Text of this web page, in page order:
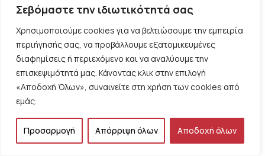
Σεβόμαστε την ιδιωτικότητά σας
Χρησιμοποιούμε cookies για να βελτιώσουμε την εμπειρία
περιήγησής σας, να προβάλλουμε εξατομικευμένες
διαφημίσεις ή περιεχόμενο και να αναλύουμε την
επισκεψιμότητά μας. Κάνοντας κλικ στην επιλογή
«Αποδοχή Όλων», συναινείτε στη χρήση των cookies από
εμάς.
Προσαρμογή Απόρριψη όλων Αποδοχή όλων
συγκινούνται με τον απελευθερωτικό
αγώνα των Ελλήνων εναντίον του ισχυρού
εχθρού. Διάφορα είναι τα θέματα με τα
οποία καταπιάνονται οι ποιητές, ανάλογα
με τις εποχές τους. Ο Juan Clemente
Zenea δηλώνει ότι
αρχαίας Ρώμης, Και τ’ αδέρφια μου με την